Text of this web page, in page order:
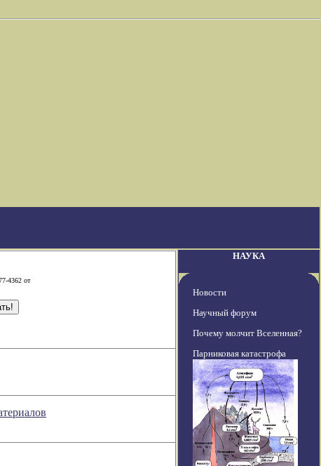
4362 от
НАУКА
Новости
Научный форум
Почему молчит Вселенная?
Парниковая катастрофа